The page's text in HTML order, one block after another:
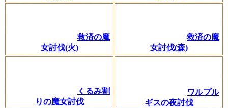
救済の魔
女討伐(火)
救済の魔
女討伐(森)
くるみ割
りの魔女討伐
ワルプル
ギスの夜討伐